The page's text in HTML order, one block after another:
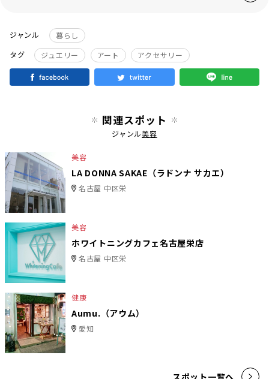
ジャンル
暮らし
タグ
ジュエリー アート アクセサリー
関連スポット
ジャンル美容
美容
LA DONNA SAKAE（ラドンナ サカエ）
名古屋 中区栄
美容
ホワイトニングカフェ名古屋栄店
名古屋 中区栄
健康
Aumu.（アウム）
愛知